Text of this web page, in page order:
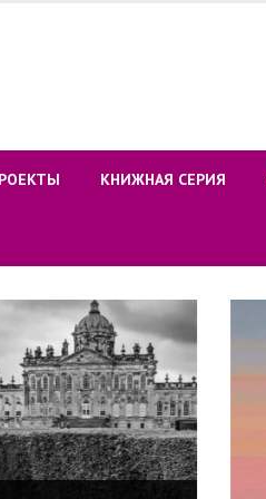
КНИЖНАЯ СЕРИЯ